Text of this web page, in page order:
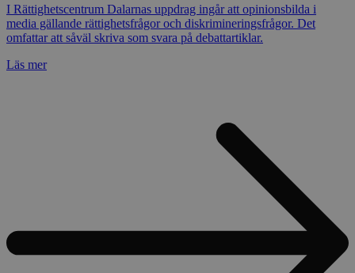
I Rättighetscentrum Dalarnas uppdrag ingår att opinionsbilda i
media gällande rättighetsfrågor och diskrimineringsfrågor. Det
omfattar att såväl skriva som svara på debattartiklar.
Läs mer